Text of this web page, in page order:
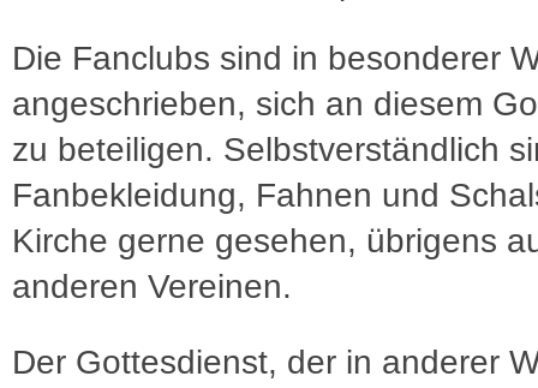
Die Fanclubs sind in besonderer
angeschrieben, sich an diesem
zu beteiligen. Selbstverständlich
Fanbekleidung, Fahnen und
Kirche gerne gesehen, übrigens
anderen Vereinen.
Der Gottesdienst, der in anderer